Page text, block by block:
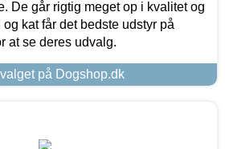
De går rigtig meget op i kvalitet og
kat får det bedste udstyr på
at se deres udvalg.
på Dogshop.dk